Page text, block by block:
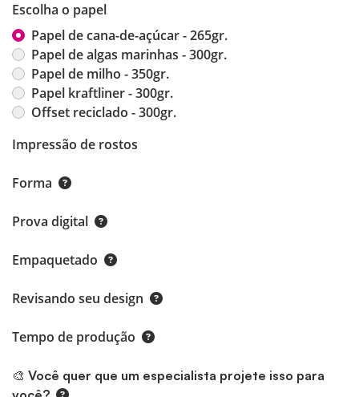
Escolha o papel
Papel de cana-de-açúcar - 265gr.
Papel de algas marinhas - 300gr.
Papel de milho - 350gr.
Papel kraftliner - 300gr.
Offset reciclado - 300gr.
Impressão de rostos
Forma
Prova digital
Empaquetado
Revisando seu design
Tempo de produção
🎨 Você quer que um especialista projete isso para